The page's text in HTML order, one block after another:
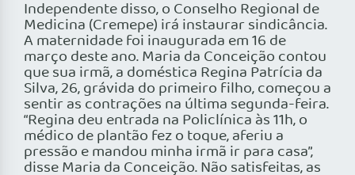
Independente disso, o Conselho Regional de
Medicina (Cremepe) irá instaurar sindicância.
A maternidade foi inaugurada em 16 de
março deste ano. Maria da Conceição contou
que sua irmã, a doméstica Regina Patrícia da
Silva, 26, grávida do primeiro filho, começou a
sentir as contrações na última segunda-feira.
“Regina deu entrada na Policlínica às 11h, o
médico de plantão fez o toque, aferiu a
pressão e mandou minha irmã ir para casa”,
disse Maria da Conceição. Não satisfeitas, as